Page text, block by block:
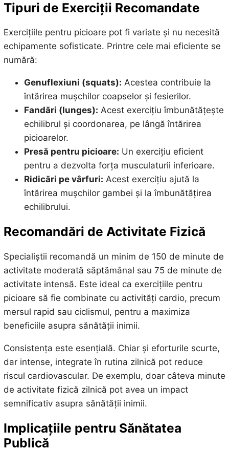
Tipuri de Exerciții Recomandate
Exercițiile pentru picioare pot fi variate și nu necesită
echipamente sofisticate. Printre cele mai eficiente se
numără:
Genuflexiuni (squats): Acestea contribuie la
întărirea mușchilor coapselor și fesierilor.
Fandări (lunges): Acest exercițiu îmbunătățește
echilibrul și coordonarea, pe lângă întărirea
picioarelor.
Presă pentru picioare: Un exercițiu eficient
pentru a dezvolta forța musculaturii inferioare.
Ridicări pe vârfuri: Acest exercițiu ajută la
întărirea mușchilor gambei și la îmbunătățirea
echilibrului.
Recomandări de Activitate Fizică
Specialiștii recomandă un minim de 150 de minute de
activitate moderată săptămânal sau 75 de minute de
activitate intensă. Este ideal ca exercițiile pentru
picioare să fie combinate cu activități cardio, precum
mersul rapid sau ciclismul, pentru a maximiza
beneficiile asupra sănătății inimii.
Consistența este esențială. Chiar și eforturile scurte,
dar intense, integrate în rutina zilnică pot reduce
riscul cardiovascular. De exemplu, doar câteva minute
de activitate fizică zilnică pot avea un impact
semnificativ asupra sănătății inimii.
Implicațiile pentru Sănătatea
Publică